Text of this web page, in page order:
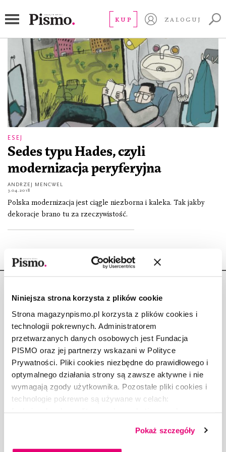
Niniejsza strona korzysta z plików cookie
Strona magazynpismo.pl korzysta z plików cookies i
technologii pokrewnych. Administratorem
przetwarzanych danych osobowych jest Fundacja
PISMO oraz jej partnerzy wskazani w Polityce
Prywatności. Pliki cookies niezbędne do prawidłowego i
optymalnego działania strony są zawsze aktywne i nie
wymagają zgody użytkownika. Pozostałe pliki cookies i
technologie pokrewne są używane w celach:
dobrowolną zgodę na pliki cookies i technologie
pokrewne, zgadzasz się na przechowywanie informacji
Pokaż szczegóły
KUP ZALOGUJ
ESEJ
Sedes typu Hades, czyli
modernizacja peryferyjna
ANDRZEJ MENCWEL
3.04.2018
Polska modernizacja jest ciągle niezborna i kaleka. Tak jakby
dekoracje brano tu za rzeczywistość.
Copyright © Fundacja Pismo
O „PIŚMIE”
ABOUT PISMO